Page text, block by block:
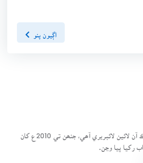
اڳيون پنو
سنڌسلامت ڪتاب گهر ھڪ آن لائين لائبريري آھي، جنھن تي 2010ع کان
رکيا پيا وڃن.